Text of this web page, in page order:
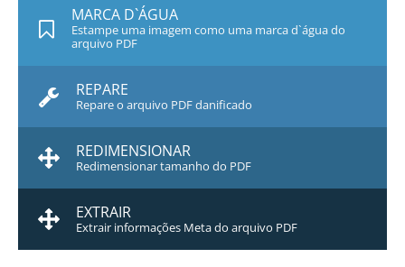
MARCA D`ÁGUA
Estampe uma imagem como uma marca d`água do
arquivo PDF
REPARE
Repare o arquivo PDF danificado
REDIMENSIONAR
Redimensionar tamanho do PDF
EXTRAIR
Extrair informações Meta do arquivo PDF